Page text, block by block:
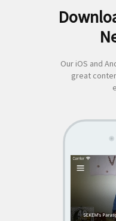
Our iOS and
great